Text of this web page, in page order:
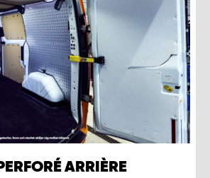
ARRIÈRE